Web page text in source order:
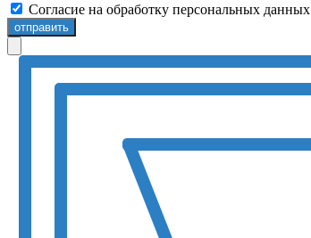
Согласие на обработку персональных данных
отправить